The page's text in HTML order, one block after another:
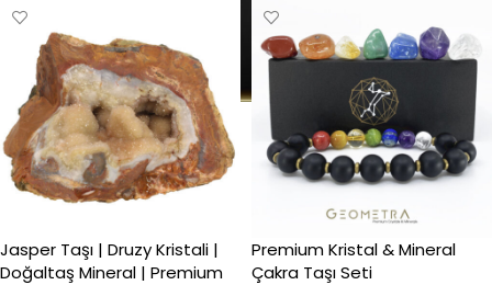
Jasper Taşı | Druzy Kristali |
Doğaltaş Mineral | Premium
Premium Kristal & Mineral
Çakra Taşı Seti